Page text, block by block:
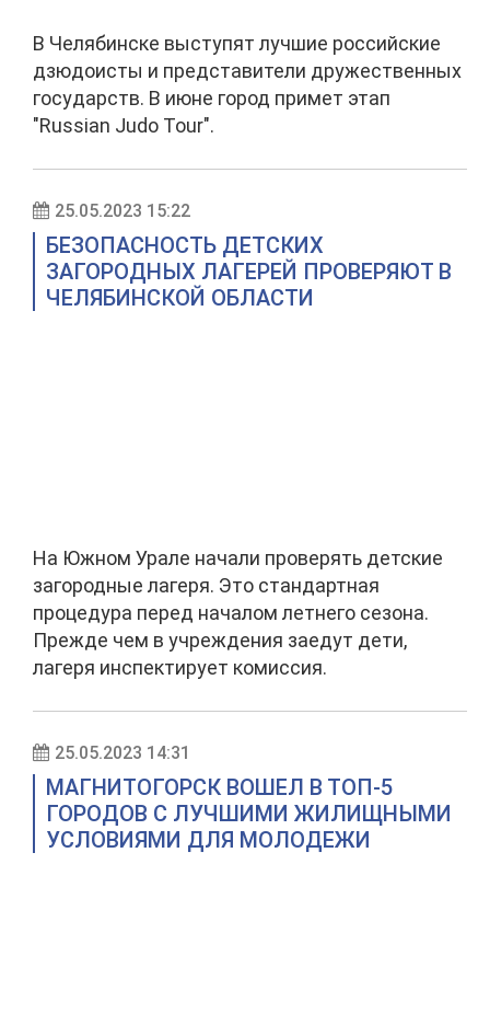
В Челябинске выступят лучшие российские
дзюдоисты и представители дружественных
государств. В июне город примет этап
"Russian Judo Tour".
25.05.2023 15:22
БЕЗОПАСНОСТЬ ДЕТСКИХ
ЗАГОРОДНЫХ ЛАГЕРЕЙ ПРОВЕРЯЮТ В
ЧЕЛЯБИНСКОЙ ОБЛАСТИ
На Южном Урале начали проверять детские
загородные лагеря. Это стандартная
процедура перед началом летнего сезона.
Прежде чем в учреждения заедут дети,
лагеря инспектирует комиссия.
25.05.2023 14:31
МАГНИТОГОРСК ВОШЕЛ В ТОП-5
ГОРОДОВ С ЛУЧШИМИ ЖИЛИЩНЫМИ
УСЛОВИЯМИ ДЛЯ МОЛОДЕЖИ